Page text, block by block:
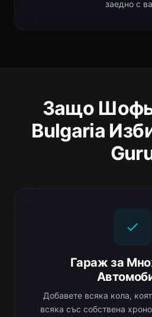
заедно с
Защо
Bulgaria
Гараж за
Добавете всяка кола,
всяка със собствена